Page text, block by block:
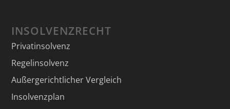
INSOLVENZRECHT
Privatinsolvenz
Regelinsolvenz
Außergerichtlicher Vergleich
Insolvenzplan